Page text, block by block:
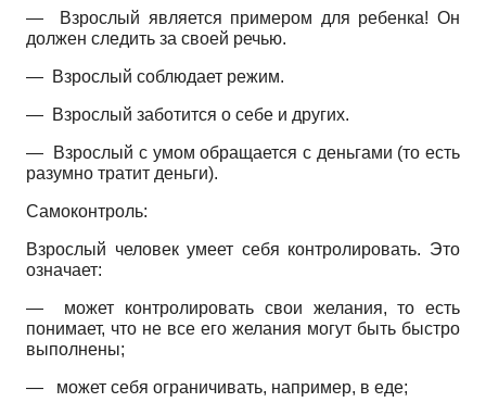
— Взрослый является примером для ребенка! Он
должен следить за своей речью.
— Взрослый соблюдает режим.
— Взрослый заботится о себе и других.
— Взрослый с умом обращается с деньгами (то есть
разумно тратит деньги).
Самоконтроль:
Взрослый человек умеет себя контролировать. Это
означает:
— может контролировать свои желания, то есть
понимает, что не все его желания могут быть быстро
выполнены;
— может себя ограничивать, например, в еде;